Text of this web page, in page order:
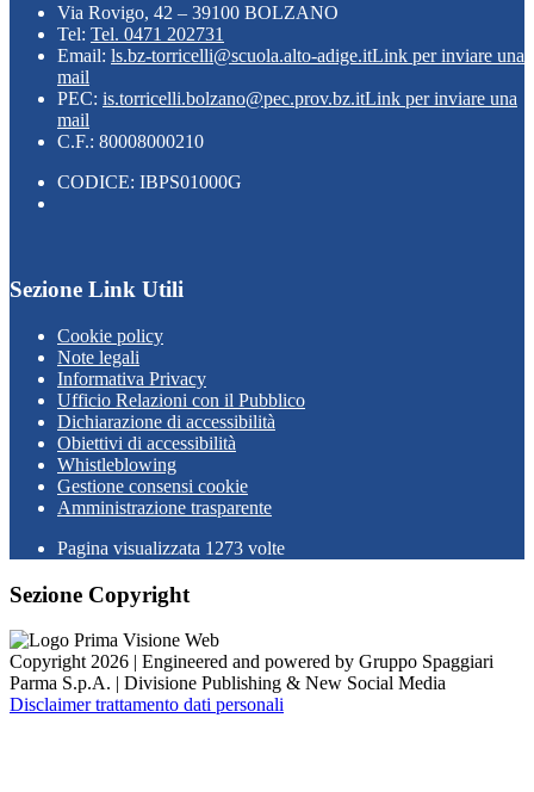
Via Rovigo, 42 – 39100 BOLZANO
Tel: Tel. 0471 202731
Email: ls.bz-torricelli@scuola.alto-adige.itLink per inviare una
mail
PEC: is.torricelli.bolzano@pec.prov.bz.itLink per inviare una
mail
C.F.: 80008000210
CODICE: IBPS01000G
Sezione Link Utili
Cookie policy
Note legali
Informativa Privacy
Ufficio Relazioni con il Pubblico
Dichiarazione di accessibilità
Obiettivi di accessibilità
Whistleblowing
Gestione consensi cookie
Amministrazione trasparente
Pagina visualizzata 1273 volte
Sezione Copyright
Copyright 2026 | Engineered and powered by Gruppo Spaggiari
Parma S.p.A. | Divisione Publishing & New Social Media
Disclaimer trattamento dati personali